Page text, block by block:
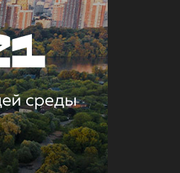
среды